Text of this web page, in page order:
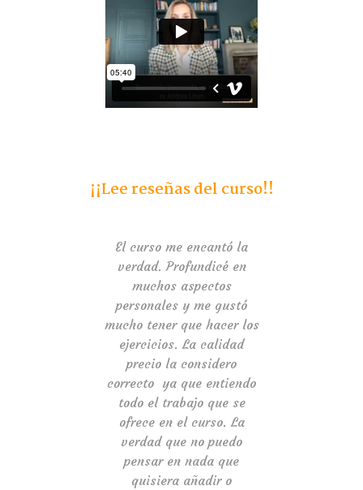
¡¡Lee reseñas del curso!!
El curso me encantó la
verdad. Profundicé en
muchos aspectos
personales y me gustó
mucho tener que hacer los
ejercicios. La calidad
precio la considero
correcto ya que entiendo
todo el trabajo que se
ofrece en el curso. La
verdad que no puedo
pensar en nada que
quisiera añadir o